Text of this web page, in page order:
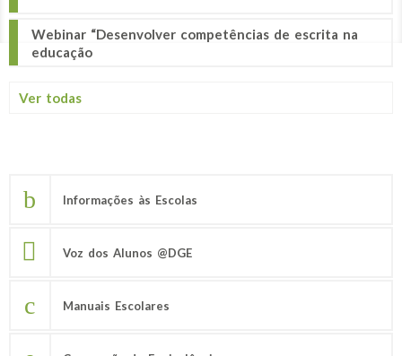
Webinar “Desenvolver competências de escrita na
educação
Ver todas
Informações às Escolas
Voz dos Alunos @DGE
Manuais Escolares